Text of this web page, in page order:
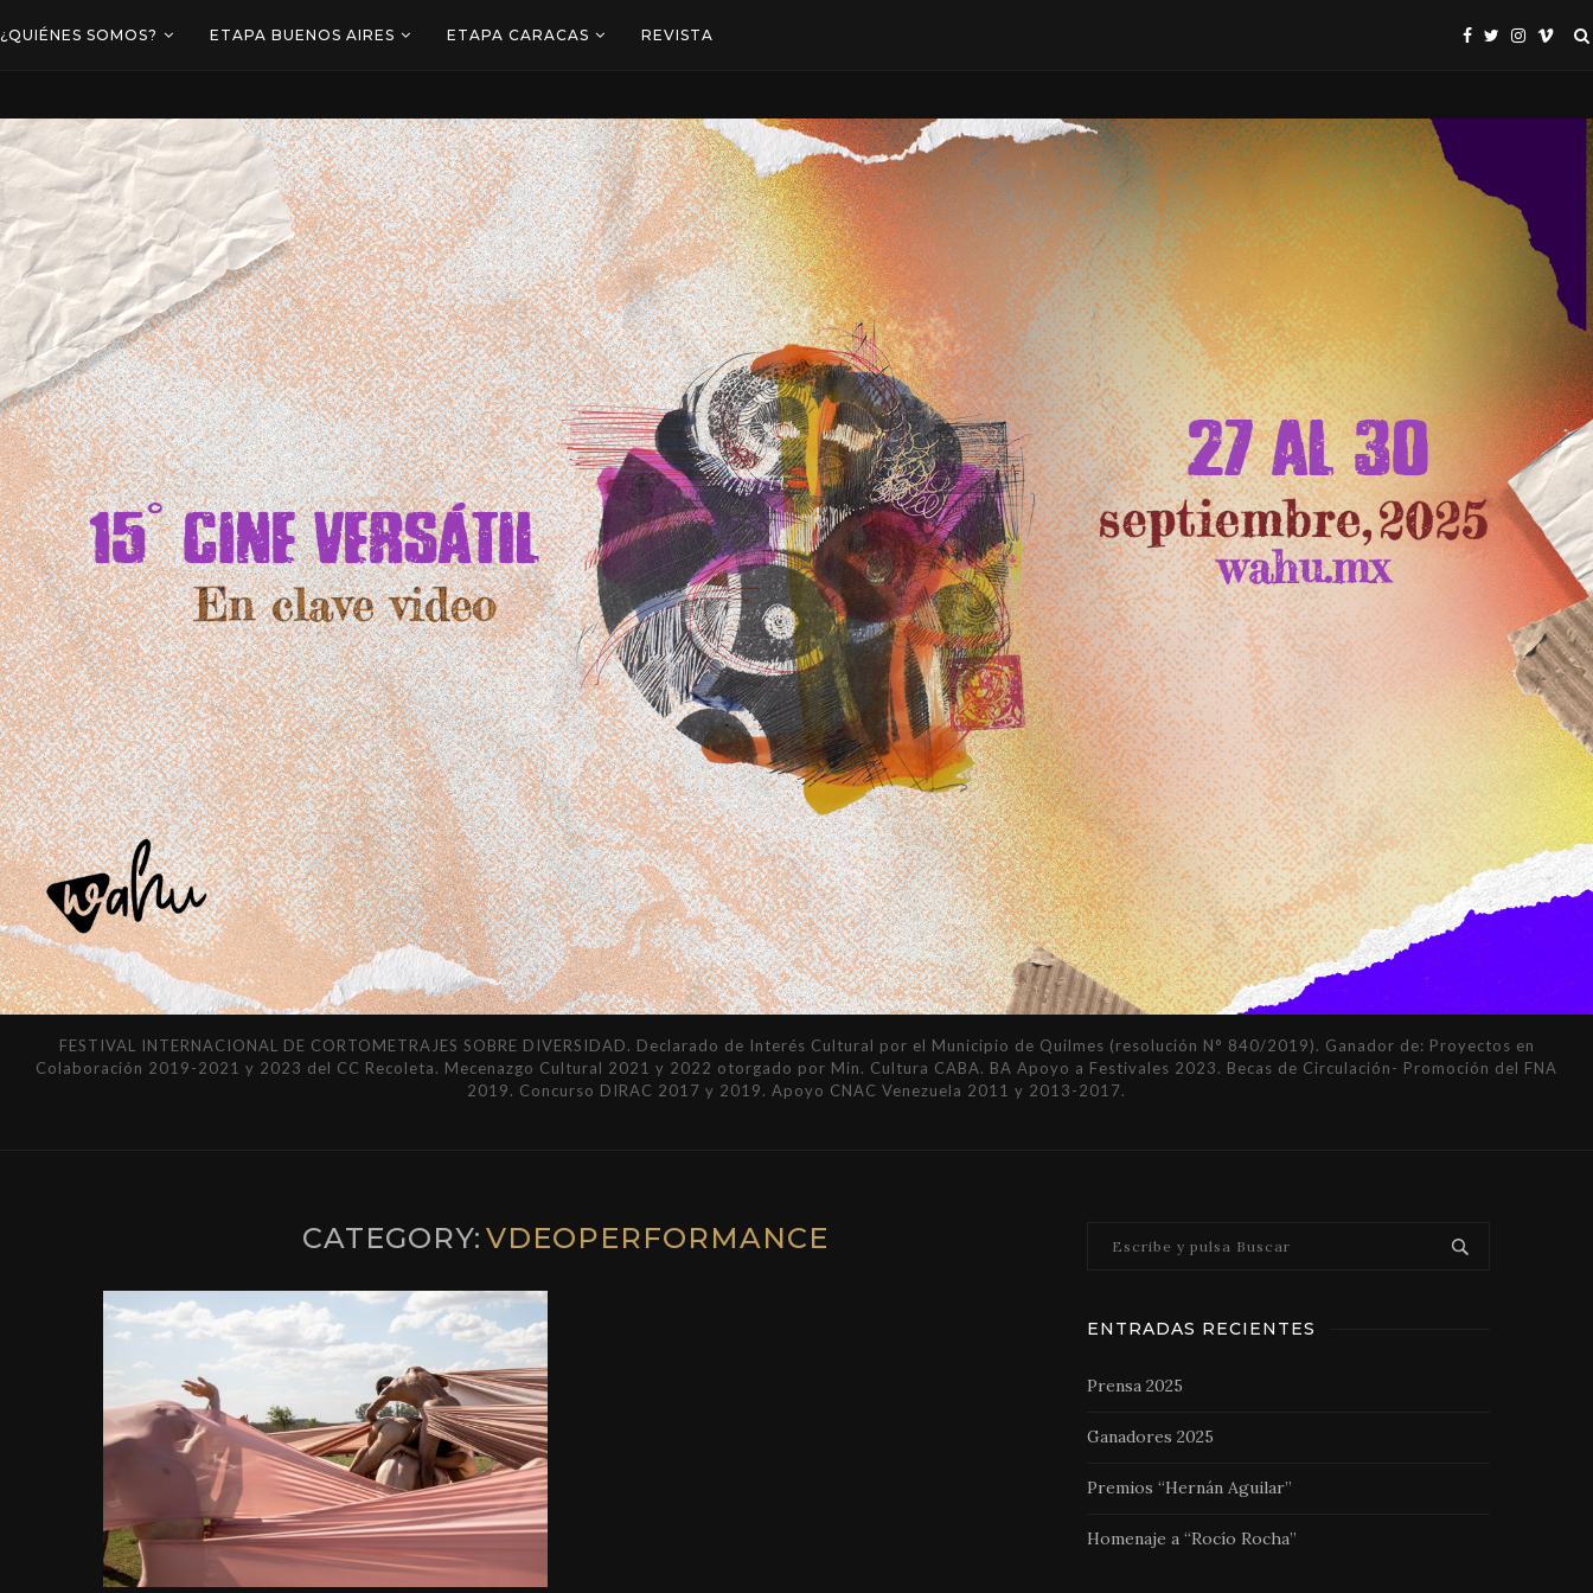
¿QUIÉNES SOMOS? ETAPA BUENOS AIRES ETAPA CARACAS REVISTA
FESTIVAL INTERNACIONAL DE CORTOMETRAJES SOBRE DIVERSIDAD. Declarado de Interés Cultural por el Municipio de Quilmes (resolución N° 840/2019). Ganador de: Proyectos en
Colaboración 2019-2021 y 2023 del CC Recoleta. Mecenazgo Cultural 2021 y 2022 otorgado por Min. Cultura CABA. BA Apoyo a Festivales 2023. Becas de Circulación- Promoción del FNA
2019. Concurso DIRAC 2017 y 2019. Apoyo CNAC Venezuela 2011 y 2013-2017.
CATEGORY: VDEOPERFORMANCE
ENTRADAS RECIENTES
Prensa 2025
Ganadores 2025
Premios “Hernán Aguilar”
Homenaje a “Rocío Rocha”